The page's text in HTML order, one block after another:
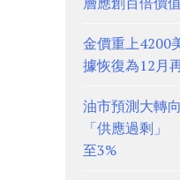
金價重上4200
據恢復為12月
油市預測大轉
「供應過剩
至3%